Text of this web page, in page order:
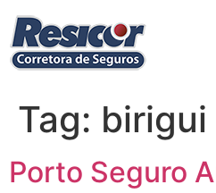
para
conteúdo
Tag: birigui
Porto Seguro